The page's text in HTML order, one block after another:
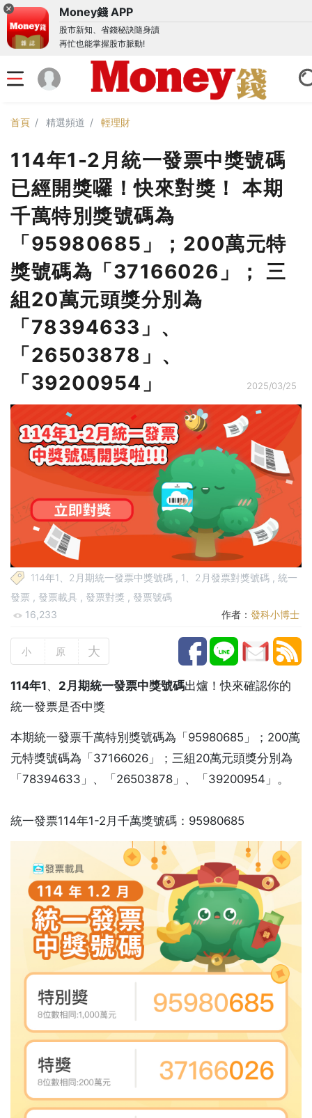
Money錢 APP
股市新知、省錢秘訣隨身讀
再忙也能掌握股市脈動!
首頁 精選頻道 輕理財
114年1-2月統一發票中獎號碼
已經開獎囉！快來對獎！ 本期
千萬特別獎號碼為
「95980685」；200萬元特
獎號碼為「37166026」； 三
組20萬元頭獎分別為
「78394633」、
「26503878」、
「39200954」
2025/03/25
114年1、2月期統一發票中獎號碼 , 1、2月發票對獎號碼 , 統一
發票 , 發票載具 , 發票對獎 , 發票號碼
16,233
作者： 發科小博士
小 原 大
114年1、 2月期統一發票中獎號碼出爐！快來確認你的
統一發票是否中獎
本期統一發票千萬特別獎號碼為「95980685」；200萬
元特獎號碼為「37166026」；三組20萬元頭獎分別為
「78394633」、「26503878」、「39200954」。
統一發票114年1-2月千萬獎號碼：95980685